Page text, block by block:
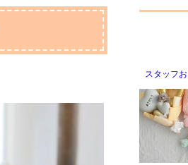
スタッフ